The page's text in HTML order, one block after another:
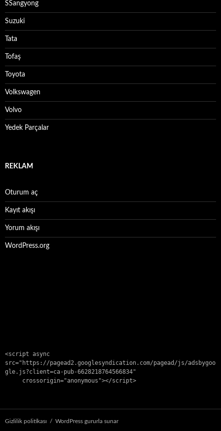
SSangyong
Suzuki
Tata
Tofaş
Toyota
Volkswagen
Volvo
Yedek Parçalar
REKLAM
Oturum aç
Kayıt akışı
Yorum akışı
WordPress.org
<script async
src="https://pagead2.googlesyndication.com/pagead/js/adsbygoo
gle.js?client=ca-pub-6628218764566834"
     crossorigin="anonymous"></script>
Gizlilik politikası WordPress gururla sunar